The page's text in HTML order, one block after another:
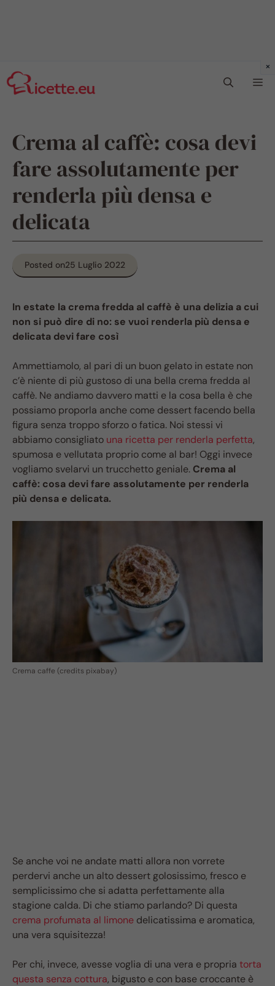
al
contenuto
Crema al caffè: cosa devi
fare assolutamente per
renderla più densa e
delicata
Posted on25 Luglio 2022
In estate la crema fredda al caffè è una delizia a cui
non si può dire di no: se vuoi renderla più densa e
delicata devi fare così
Ammettiamolo, al pari di un buon gelato in estate non
c’è niente di più gustoso di una bella crema fredda al
caffè. Ne andiamo davvero matti e la cosa bella è che
possiamo proporla anche come dessert facendo bella
figura senza troppo sforzo o fatica. Noi stessi vi
abbiamo consigliato una ricetta per renderla perfetta,
spumosa e vellutata proprio come al bar! Oggi invece
vogliamo svelarvi un trucchetto geniale. Crema al
caffè: cosa devi fare assolutamente per renderla
più densa e delicata.
Crema caffe (credits pixabay)
Se anche voi ne andate matti allora non vorrete
perdervi anche un alto dessert golosissimo, fresco e
semplicissimo che si adatta perfettamente alla
stagione calda. Di che stiamo parlando? Di questa
crema profumata al limone delicatissima e aromatica,
una vera squisitezza!
Per chi, invece, avesse voglia di una vera e propria torta
questa senza cottura, bigusto e con base croccante è